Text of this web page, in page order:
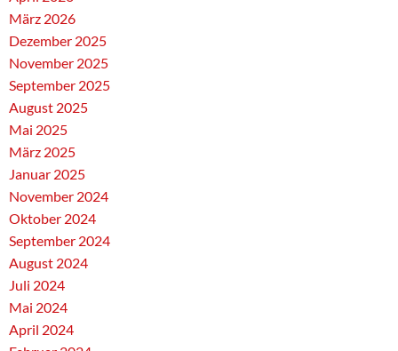
März 2026
Dezember 2025
November 2025
September 2025
August 2025
Mai 2025
März 2025
Januar 2025
November 2024
Oktober 2024
September 2024
August 2024
Juli 2024
Mai 2024
April 2024